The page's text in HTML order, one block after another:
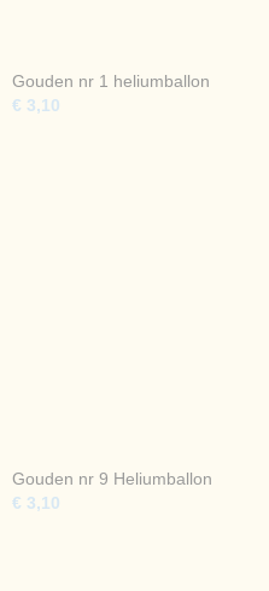
Gouden nr 1 heliumballon
€ 3,10
Gouden nr 9 Heliumballon
€ 3,10